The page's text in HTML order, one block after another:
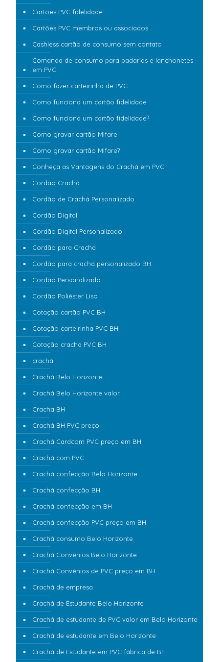
Cartões PVC fidelidade
Cartões PVC membros ou associados
Cashless cartão de consumo sem contato
Comanda de consumo para padarias e lanchonetes
em PVC
Como fazer carteirinha de PVC
Como funciona um cartão fidelidade
Como funciona um cartão fidelidade?
Como gravar cartão Mifare
Como gravar cartão Mifare?
Conheça as Vantagens do Crachá em PVC
Cordão Crachá
Cordão de Crachá Personalizado
Cordão Digital
Cordão Digital Personalizado
Cordão para Crachá
Cordão para crachá personalizado BH
Cordão Personalizado
Cordão Poliéster Liso
Cotação cartão PVC BH
Cotação carteirinha PVC BH
Cotação crachá PVC BH
crachá
Crachá Belo Horizonte
Crachá Belo Horizonte valor
Cracha BH
Crachá BH PVC preço
Crachá Cardcom PVC preço em BH
Crachá com PVC
Crachá confecção Belo Horizonte
Crachá confecção BH
Crachá confecção em BH
Crachá confecção PVC preço em BH
Crachá consumo Belo Horizonte
Crachá Convênios Belo Horizonte
Crachá Convênios de PVC preço em BH
Crachá de empresa
Crachá de Estudante Belo Horizonte
Crachá de estudante de PVC valor em Belo Horizonte
Crachá de estudante em Belo Horizonte
Crachá de Estudante em PVC fábrica de BH